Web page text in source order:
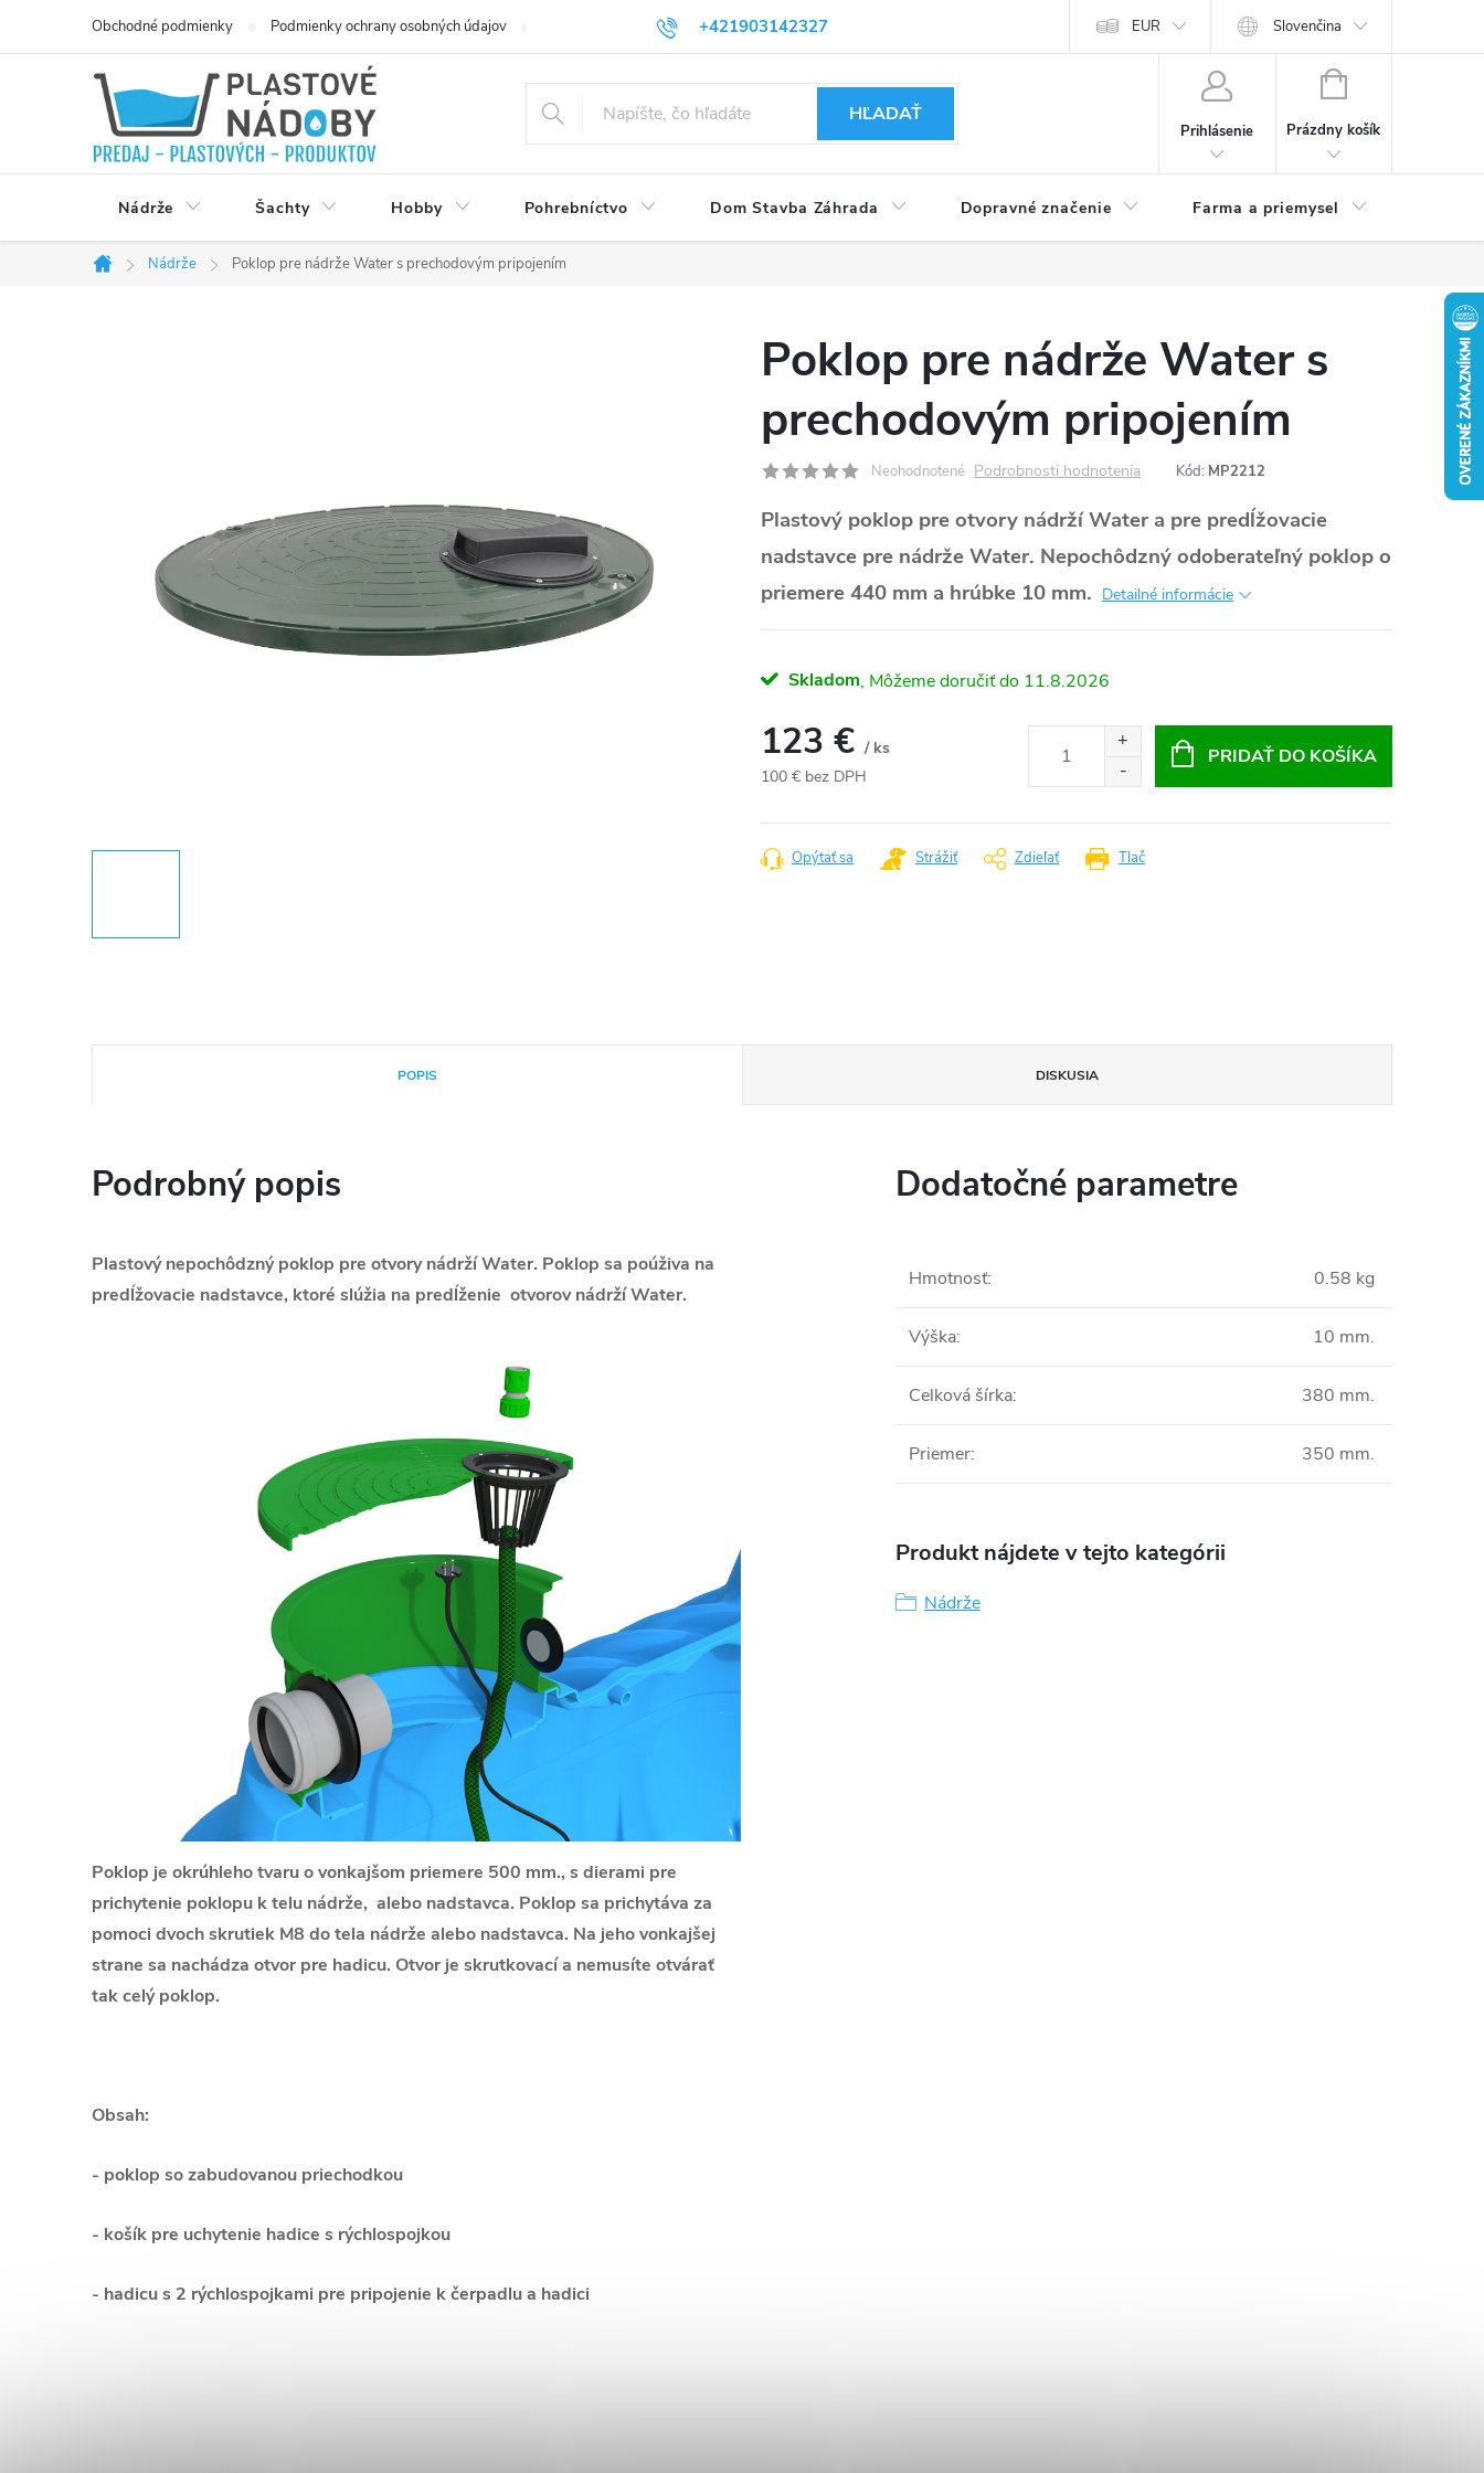
+421903142327
eshop@plastovenadoby.sk
Obchodné podmienky Podmienky ochrany osobných údajov EUR Slovenčina
HĽADAŤ
Prihlásenie
NÁKUPNÝ
Prázdny košík
Nádrže Šachty Hobby Pohrebníctvo Dom Stavba Záhrada Dopravné značenie Farma a priemysel
Domov
Nádrže Poklop pre nádrže Water s prechodovým pripojením
Poklop pre nádrže Water s
prechodovým pripojením
Neohodnotené Podrobnosti hodnotenia Kód: MP2212
Plastový poklop pre otvory nádrží Water a pre predĺžovacie
nadstavce pre nádrže Water. Nepochôdzný odoberateľný poklop o
priemere 440 mm a hrúbke 10 mm. Detailné informácie
Skladom 11.8.2026
123 € / ks
100 € bez DPH
cena:
PRIDAŤ DO KOŠÍKA
Tlač
Opýtať sa Strážiť Zdieľať
POPIS DISKUSIA
Podrobný popis
Plastový nepochôdzný poklop pre otvory nádrží Water. Poklop sa poúživa na
predĺžovacie nadstavce, ktoré slúžia na predĺženie otvorov nádrží Water.
Poklop je okrúhleho tvaru o vonkajšom priemere 500 mm., s dierami pre
prichytenie poklopu k telu nádrže, alebo nadstavca. Poklop sa prichytáva za
pomoci dvoch skrutiek M8 do tela nádrže alebo nadstavca. Na jeho vonkajšej
strane sa nachádza otvor pre hadicu. Otvor je skrutkovací a nemusíte otvárať
tak celý poklop.
Obsah:
- poklop so zabudovanou priechodkou
- košík pre uchytenie hadice s rýchlospojkou
- hadicu s 2 rýchlospojkami pre pripojenie k čerpadlu a hadici
Dodatočné parametre
Hmotnosť: 0.58 kg
Výška: 10 mm.
Celková šírka: 380 mm.
Priemer: 350 mm.
Produkt nájdete v tejto kategórii
Nádrže